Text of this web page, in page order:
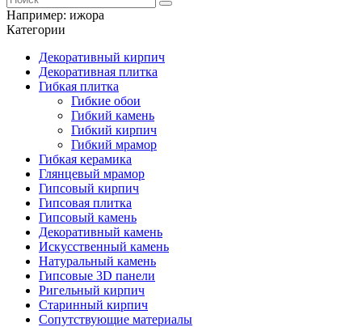
Например: ижора
Категории
Декоративный кирпич
Декоративная плитка
Гибкая плитка
Гибкие обои
Гибкий камень
Гибкий кирпич
Гибкий мрамор
Гибкая керамика
Глянцевый мрамор
Гипсовый кирпич
Гипсовая плитка
Гипсовый камень
Декоративный камень
Искусственный камень
Натуральный камень
Гипсовые 3D панели
Ригельный кирпич
Старинный кирпич
Сопутствующие материалы